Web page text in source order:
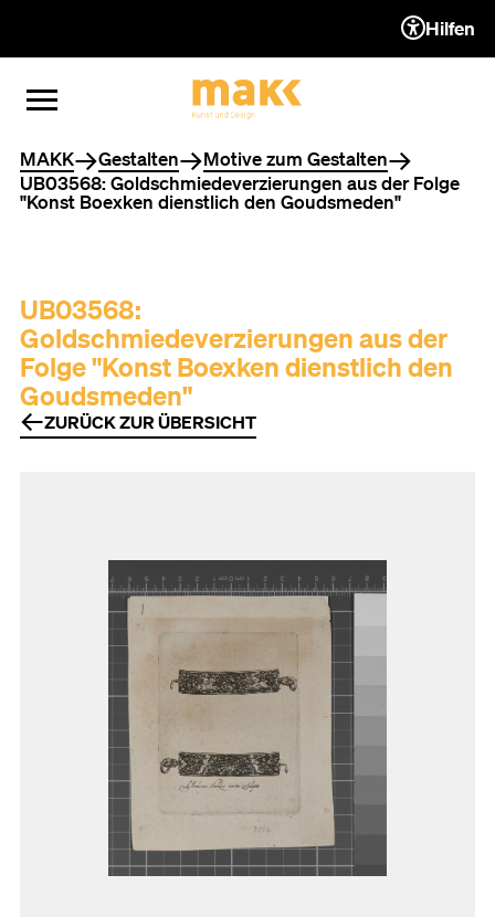
ZUM INHALT (ACCESSKEY 1)
ZUR NAVIGATION
ZUM FOOTER (ACCESSKEY 3)
MENÜ ÖFFNEN
MENÜ SCHLIESSEN
Hilfen
Sie befinden sich hier
MAKK Gestalten
Motive zum Gestalten
UB03568: Goldschmiedeverzierungen aus der Folge
"Konst Boexken dienstlich den Goudsmeden"
UB03568:
Goldschmiedeverzierungen aus der
Folge "Konst Boexken dienstlich den
Goudsmeden"
ZURÜCK ZUR ÜBERSICHT